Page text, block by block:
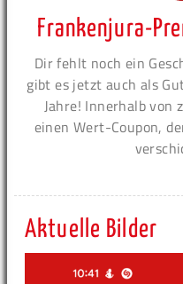
Frankenjura-
Dir fehlt noch ein
gibt es jetzt auch als
Jahre! Innerhalb von
einen Wert-Coupon,
Aktuelle Bilder